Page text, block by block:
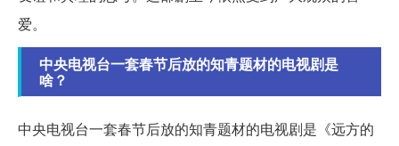
爱。
中央电视台一套春节后放的知青题材的电视剧是
啥？
中央电视台一套春节后放的知青题材的电视剧是《远方的